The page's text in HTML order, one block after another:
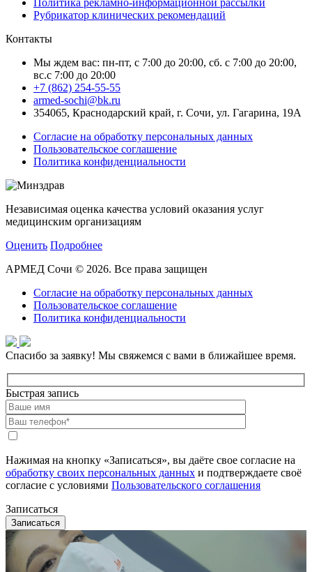
Политика рекламно-информационной рассылки
Рубрикатор клинических рекомендаций
Контакты
Мы ждем вас: пн-пт, с 7:00 до 20:00, сб. с 7:00 до 20:00,
вс.с 7:00 до 20:00
+7 (862) 254-55-55
armed-sochi@bk.ru
354065, Краснодарский край, г. Сочи, ул. Гагарина, 19А
Согласие на обработку персональных данных
Пользовательское соглашение
Политика конфиденциальности
Независимая оценка качества условий оказания услуг
медицинским организациям
Оценить Подробнее
АРМЕД Сочи © 2026. Все права защищен
Согласие на обработку персональных данных
Пользовательское соглашение
Политика конфиденциальности
Спасибо за заявку! Мы свяжемся с вами в ближайшее время.
Быстрая запись
Нажимая на кнопку «Записаться», вы даёте свое согласие на
обработку своих персональных данных и подтверждаете своё
согласие с условиями Пользовательского соглашения
Записаться